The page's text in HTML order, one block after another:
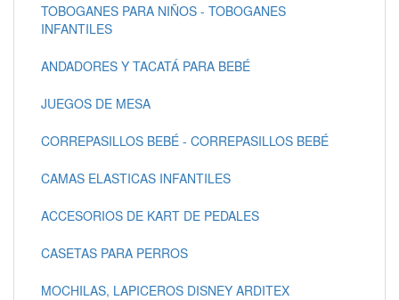
TOBOGANES PARA NIÑOS - TOBOGANES
INFANTILES
ANDADORES Y TACATÁ PARA BEBÉ
JUEGOS DE MESA
CORREPASILLOS BEBÉ - CORREPASILLOS BEBÉ
CAMAS ELASTICAS INFANTILES
ACCESORIOS DE KART DE PEDALES
CASETAS PARA PERROS
MOCHILAS, LAPICEROS DISNEY ARDITEX